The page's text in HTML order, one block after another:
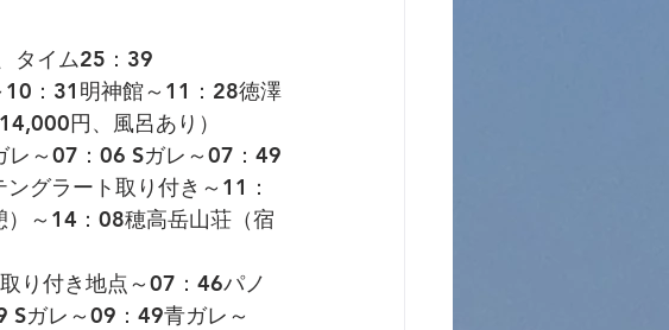
タイム25：39
：31明神館～11：28徳澤
円、風呂あり）
～07：06 Sガレ～07：49
グラート取り付き～11：
～14：08穂高岳山荘（宿
り付き地点～07：46パノ
ガレ～09：49青ガレ～